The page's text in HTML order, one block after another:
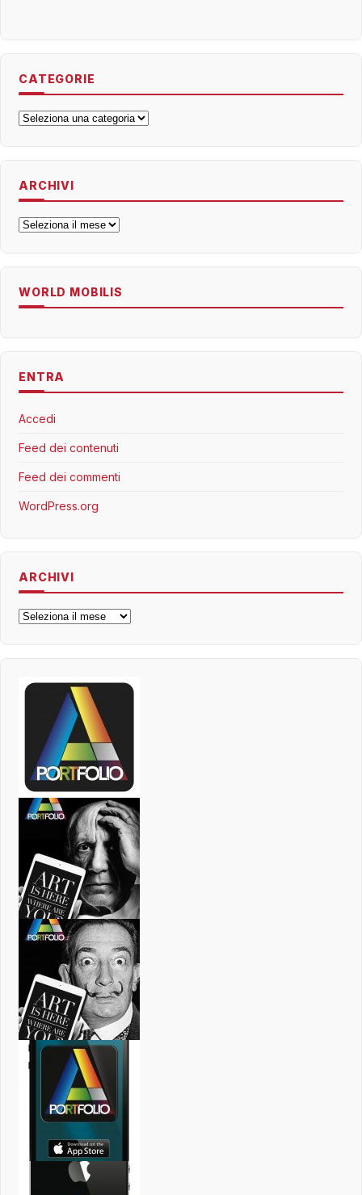
CATEGORIE
Categorie
ARCHIVI
Archivi
WORLD MOBILIS
ENTRA
Accedi
Feed dei contenuti
Feed dei commenti
WordPress.org
ARCHIVI
Archivi